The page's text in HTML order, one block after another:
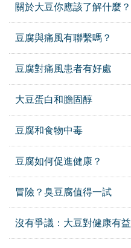
關於大豆你應該了解什麼？
豆腐與痛風有聯繫嗎？
豆腐對痛風患者有好處
大豆蛋白和膽固醇
豆腐和食物中毒
豆腐如何促進健康？
冒險？臭豆腐值得一試
沒有爭議：大豆對健康有益